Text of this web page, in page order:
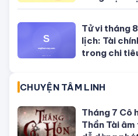
Bỏ trốn sau
chức
quý tộc bị
SỐ ĐẸP THEO NGÀY
Con số may
04/08/2026